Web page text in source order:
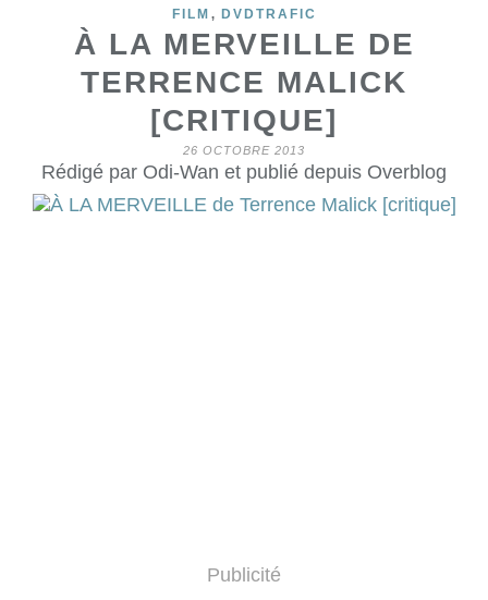
FILM , DVDTRAFIC
À LA MERVEILLE DE
TERRENCE MALICK
[CRITIQUE]
26 OCTOBRE 2013
Rédigé par Odi-Wan et publié depuis Overblog
Publicité